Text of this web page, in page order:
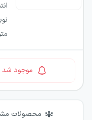
موجود شد
محصولات